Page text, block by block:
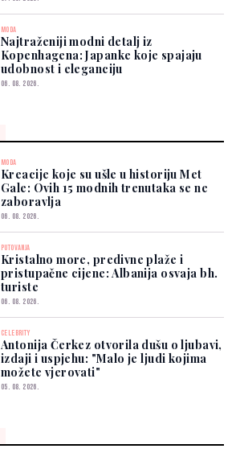
MODA
Najtraženiji modni detalj iz
Kopenhagena: Japanke koje spajaju
udobnost i eleganciju
06. 08. 2026.
MODA
Kreacije koje su ušle u historiju Met
Gale: Ovih 15 modnih trenutaka se ne
zaboravlja
06. 08. 2026.
PUTOVANJA
Kristalno more, predivne plaže i
pristupačne cijene: Albanija osvaja bh.
turiste
06. 08. 2026.
CELEBRITY
Antonija Čerkez otvorila dušu o ljubavi,
izdaji i uspjehu: "Malo je ljudi kojima
možete vjerovati"
05. 08. 2026.